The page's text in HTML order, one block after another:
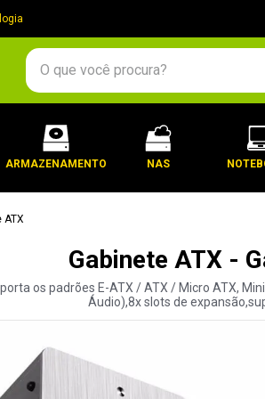
procura?
ARMAZENAMENTO NAS
ATX
Gabinete ATX -
os padrões E-ATX / ATX / Micro ATX,
Áudio),8x slots de
gabinete
2º
keychron
openbox
6º
mouse
8º
fractal
9